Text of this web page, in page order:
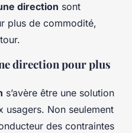
direction sont
plus de commodité,
direction pour plus
s’avère être une solution
usagers. Non seulement
des contraintes